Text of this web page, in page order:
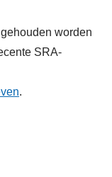
worden
SRA-
.